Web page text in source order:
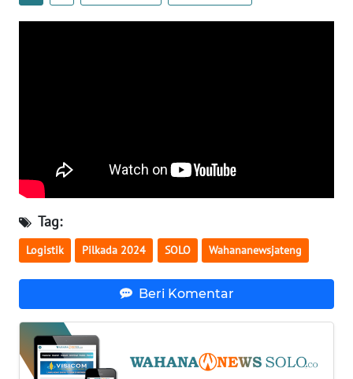
Tag:
Logistik Pilkada 2024 SOLO Wahananewsjateng
Beri Komentar
SULTRA
WN
NTB
WN
SULTENG